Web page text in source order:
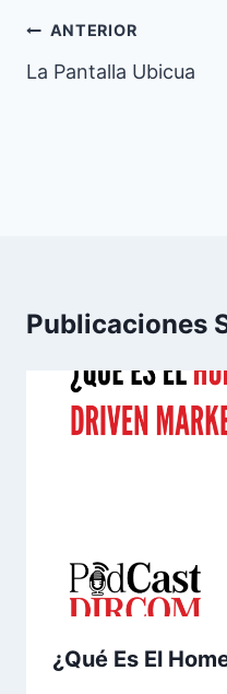
Navegación
de
ANTERIOR
La Pantalla Ubicua
Publicaciones
¿Qué Es El